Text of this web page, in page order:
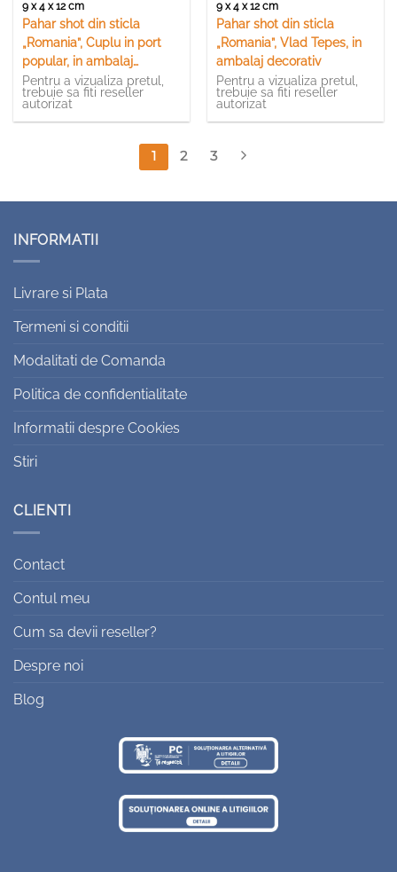
9 x 4 x 12 cm
Pahar shot din sticla
„Romania”, Cuplu in port
popular, in ambalaj
decorativ
Pentru a vizualiza pretul,
trebuie sa fiti reseller
autorizat
9 x 4 x 12 cm
Pahar shot din sticla
„Romania”, Vlad Tepes, in
ambalaj decorativ
Pentru a vizualiza pretul,
trebuie sa fiti reseller
autorizat
1 2 3
INFORMATII
Livrare si Plata
Termeni si conditii
Modalitati de Comanda
Politica de confidentialitate
Informatii despre Cookies
Stiri
CLIENTI
Contact
Contul meu
Cum sa devii reseller?
Despre noi
Blog